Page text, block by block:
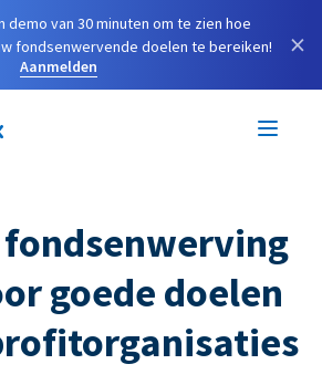
demo van 30 minuten om te zien hoe
fondsenwervende doelen te bereiken!
Aanmelden
×
goede doelen